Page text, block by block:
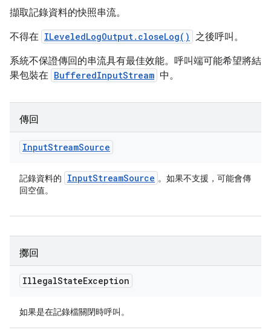
擷取記錄資料的快照串流。
不得在 ILeveledLogOutput.closeLog() 之後呼叫。
系統不保證傳回的串流具有最佳效能。呼叫端可能希望將結
果包裝在 BufferedInputStream 中。
傳回
InputStreamSource
記錄資料的 InputStreamSource 。如果不支援，可能會傳
回空值。
擲回
IllegalStateException
如果是在記錄檔關閉時呼叫。